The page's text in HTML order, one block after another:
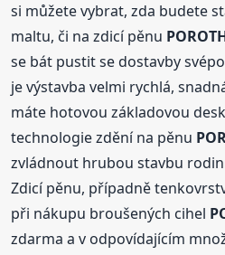
si můžete vybrat, zda budete
maltu, či na zdicí pěnu
se bát pustit se dostavby
je výstavba velmi rychlá,
máte hotovou základovou
technologie zdění na pěnu
zvládnout hrubou stavbu
Zdicí pěnu, případně
při nákupu broušených cihel
zdarma a v odpovídajícím